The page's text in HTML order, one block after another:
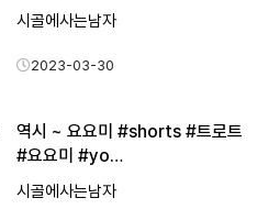
시골에사는남자
2023-03-30
역시 ~ 요요미 #shorts #트로트
#요요미 #yo…
시골에사는남자